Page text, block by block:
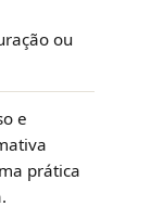
ou
e
prática